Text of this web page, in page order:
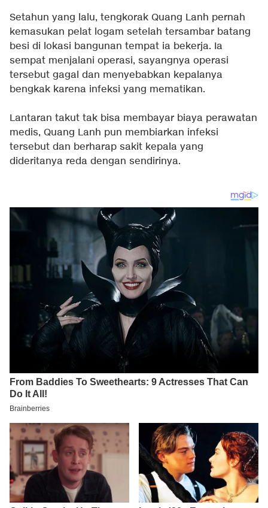
Setahun yang lalu, tengkorak Quang Lanh pernah
kemasukan pelat logam setelah tersambar batang
besi di lokasi bangunan tempat ia bekerja. Ia
sempat menjalani operasi, sayangnya operasi
tersebut gagal dan menyebabkan kepalanya
bengkak karena infeksi yang mematikan.
Lantaran takut tak bisa membayar biaya perawatan
medis, Quang Lanh pun membiarkan infeksi
tersebut dan berharap sakit kepala yang
dideritanya reda dengan sendirinya.